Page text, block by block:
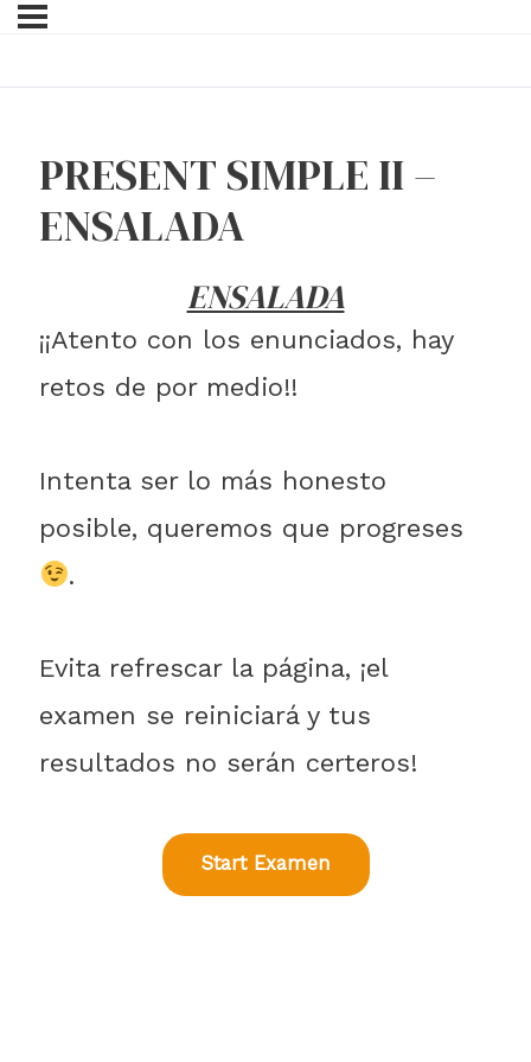
PRESENT SIMPLE II –
ENSALADA
ENSALADA
¡¡Atento con los enunciados, hay
retos de por medio!!
Intenta ser lo más honesto
posible, queremos que progreses
.
Evita refrescar la página, ¡el
examen se reiniciará y tus
resultados no serán certeros!